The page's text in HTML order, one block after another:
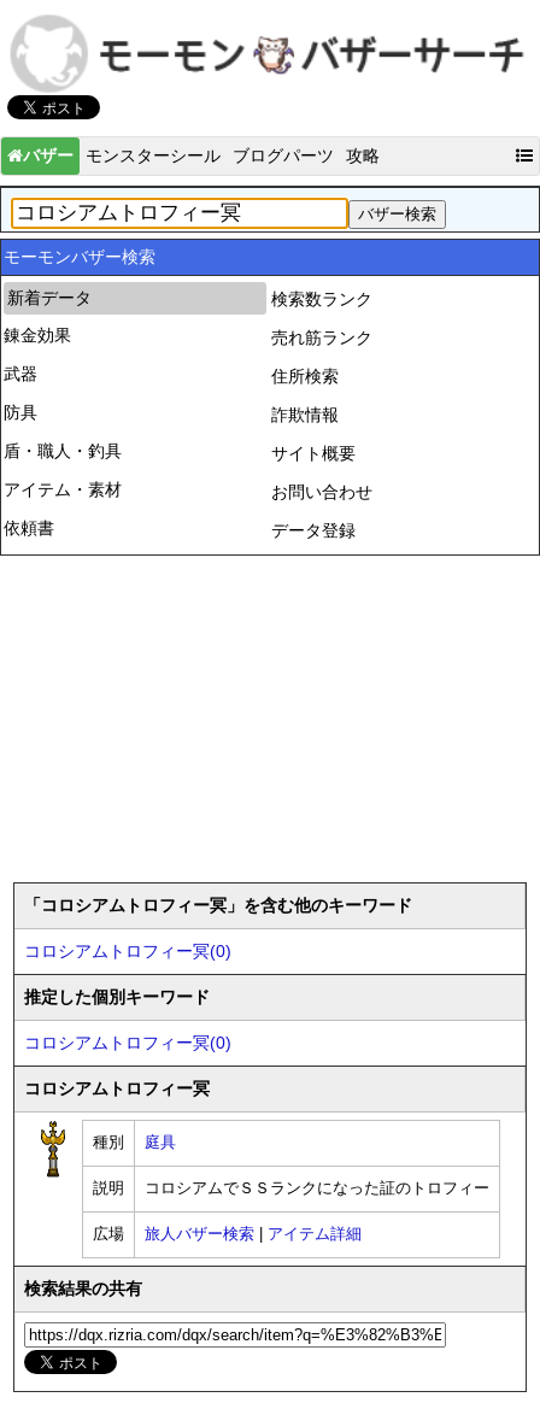
バザー モンスターシール ブログパーツ 攻略
モーモンバザー検索
新着データ
錬金効果
武器
防具
盾・職人・釣具
アイテム・素材
依頼書
検索数ランク
売れ筋ランク
住所検索
詐欺情報
サイト概要
お問い合わせ
データ登録
「コロシアムトロフィー冥」を含む他のキーワード
コロシアムトロフィー冥(0)
推定した個別キーワード
コロシアムトロフィー冥(0)
コロシアムトロフィー冥
種別 庭具
説明 コロシアムでＳＳランクになった証のトロフィー
広場 旅人バザー検索 アイテム詳細
検索結果の共有